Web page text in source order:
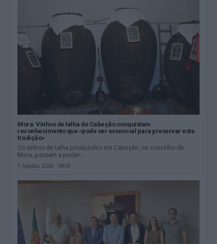
Mora: Vinhos de talha de Cabeção conquistam
reconhecimento que «pode ser essencial para preservar esta
tradição»
Os vinhos de talha produzidos em Cabeção, no concelho de
Mora, passam a poder...
7 Agosto, 2026 - 09:00